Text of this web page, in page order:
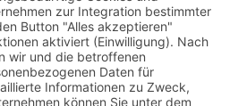
August 2026